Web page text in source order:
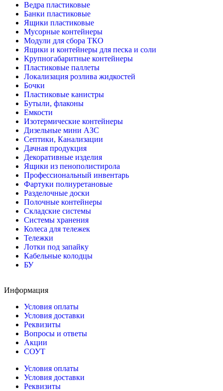
Ведра пластиковые
Банки пластиковые
Ящики пластиковые
Мусорные контейнеры
Модули для сбора ТКО
Ящики и контейнеры для песка и соли
Крупногабаритные контейнеры
Пластиковые паллеты
Локализация розлива жидкостей
Бочки
Пластиковые канистры
Бутыли, флаконы
Емкости
Изотермические контейнеры
Дизельные мини АЗС
Септики, Канализации
Дачная продукция
Декоративные изделия
Ящики из пенополистирола
Профессиональный инвентарь
Фартуки полиуретановые
Разделочные доски
Полочные контейнеры
Складские системы
Системы хранения
Колеса для тележек
Тележки
Лотки под запайку
Кабельные колодцы
БУ
Информация
Условия оплаты
Условия доставки
Реквизиты
Вопросы и ответы
Акции
СОУТ
Условия оплаты
Условия доставки
Реквизиты